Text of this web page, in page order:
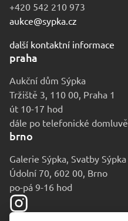
+420 542 210 973
aukce@sypka.cz
další kontaktní informace
praha
Aukční dům Sýpka
Tržiště 3, 110 00, Praha 1
út 10-17 hod
dále po telefonické domluvě
brno
Galerie Sýpka, Svatby Sýpka
Údolní 70, 602 00, Brno
po-pá 9-16 hod